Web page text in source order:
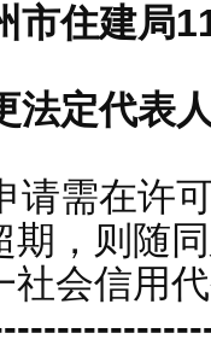
市住建
定代表
需在许
期，则随
社会信用